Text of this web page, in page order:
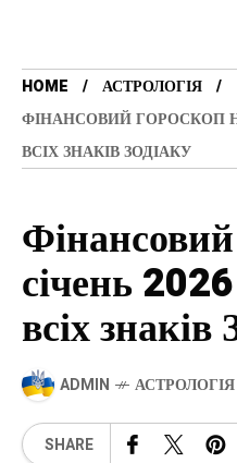
HOME
АСТРОЛОГІЯ
ФІНАНСОВИЙ ГОРОСКОП
ВСІХ ЗНАКІВ ЗОДІАКУ
січень
всіх знаків
ADMIN АСТРОЛОГІЯ
SHARE